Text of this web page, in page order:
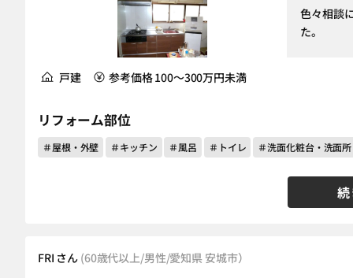
色々相談
た。
戸建 参考価格 100～300万円未満
リフォーム部位
＃屋根・外壁 ＃キッチン ＃風呂 ＃トイレ ＃洗面化粧台・洗面所
FRI さん (60歳代以上/男性/愛知県 安城市）